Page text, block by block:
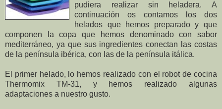
pudiera realizar sin heladera. A
continuación os contamos los dos
helados que hemos preparado y que
componen la copa que hemos denominado con sabor
mediterráneo, ya que sus ingredientes conectan las costas
de la península ibérica, con las de la península itálica.
El primer helado, lo hemos realizado con el robot de cocina
Thermomix TM-31, y hemos realizado algunas
adaptaciones a nuestro gusto.